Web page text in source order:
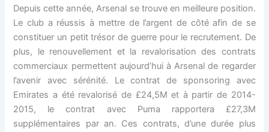
Depuis cette année, Arsenal se trouve en meilleure position.
Le club a réussis à mettre de l’argent de côté afin de se
constituer un petit trésor de guerre pour le recrutement. De
plus, le renouvellement et la revalorisation des contrats
commerciaux permettent aujourd’hui à Arsenal de regarder
l’avenir avec sérénité. Le contrat de sponsoring avec
Emirates a été revalorisé de £24,5M et à partir de 2014-
2015, le contrat avec Puma rapportera £27,3M
supplémentaires par an. Ces contrats, d’une durée plus